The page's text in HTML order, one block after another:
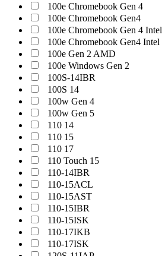
100e Chromebook Gen 4
100e Chromebook Gen4
100e Chromebook Gen 4 Intel
100e Chromebook Gen4 Intel
100e Gen 2 AMD
100e Windows Gen 2
100S-14IBR
100S 14
100w Gen 4
100w Gen 5
110 14
110 15
110 17
110 Touch 15
110-14IBR
110-15ACL
110-15AST
110-15IBR
110-15ISK
110-17IKB
110-17ISK